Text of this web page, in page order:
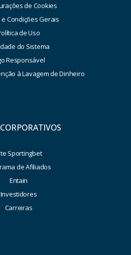
de Cookies
Condições Gerais
de Uso
do Sistema
Responsável
à Lavagem de Dinheiro
Sportingbet
de Afiliados
Entain
Investidores
Carreiras